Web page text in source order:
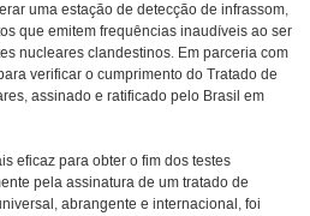
uma estação de detecção de infrassom,
que emitem frequências inaudíveis ao ser
nucleares clandestinos. Em parceria com
verificar o cumprimento do Tratado de
assinado e ratificado pelo Brasil em
eficaz para obter o fim dos testes
pela assinatura de um tratado de
abrangente e internacional, foi